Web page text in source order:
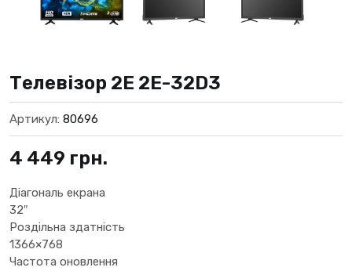
Телевізор 2E 2E-32D3
Артикул: 80696
4 449 грн.
Діагональ екрана
32″
Роздільна здатність
1366×768
Частота оновлення